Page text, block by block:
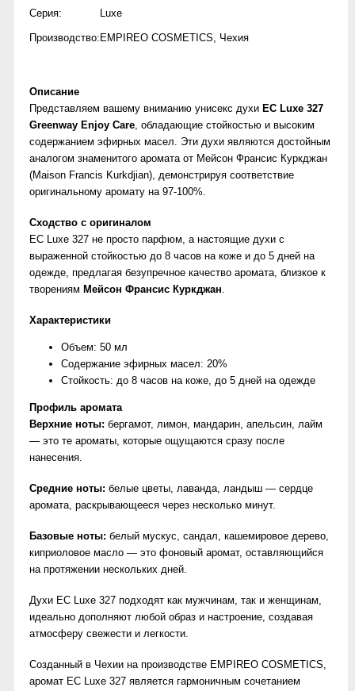
Серия: Luxe
Производство: EMPIREO COSMETICS, Чехия
Описание
Представляем вашему вниманию унисекс духи EC Luxe 327
Greenway Enjoy Care, обладающие стойкостью и высоким
содержанием эфирных масел. Эти духи являются достойным
аналогом знаменитого аромата от Мейсон Франсис Куркджан
(Maison Francis Kurkdjian), демонстрируя соответствие
оригинальному аромату на 97-100%.
Сходство с оригиналом
EC Luxe 327 не просто парфюм, а настоящие духи с
выраженной стойкостью до 8 часов на коже и до 5 дней на
одежде, предлагая безупречное качество аромата, близкое к
творениям Мейсон Франсис Куркджан.
Характеристики
Объем: 50 мл
Содержание эфирных масел: 20%
Стойкость: до 8 часов на коже, до 5 дней на одежде
Профиль аромата
Верхние ноты: бергамот, лимон, мандарин, апельсин, лайм
— это те ароматы, которые ощущаются сразу после
нанесения.
Средние ноты: белые цветы, лаванда, ландыш — сердце
аромата, раскрывающееся через несколько минут.
Базовые ноты: белый мускус, сандал, кашемировое дерево,
киприоловое масло — это фоновый аромат, оставляющийся
на протяжении нескольких дней.
Духи EC Luxe 327 подходят как мужчинам, так и женщинам,
идеально дополняют любой образ и настроение, создавая
атмосферу свежести и легкости.
Созданный в Чехии на производстве EMPIREO COSMETICS,
аромат EC Luxe 327 является гармоничным сочетанием